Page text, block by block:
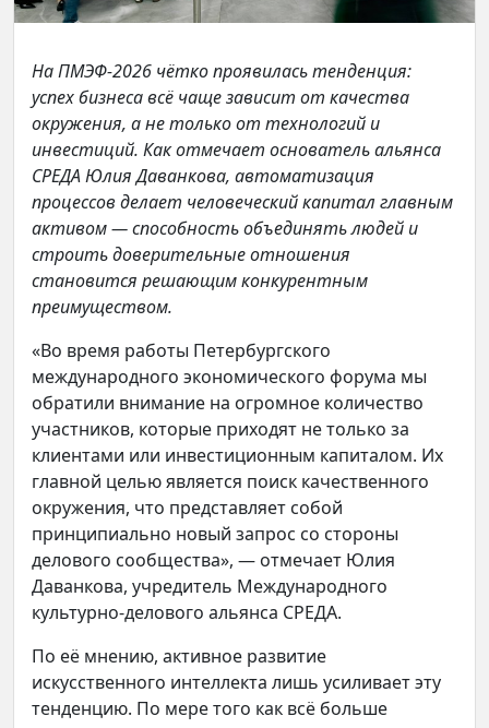
На ПМЭФ‑2026 чётко проявилась тенденция:
успех бизнеса всё чаще зависит от качества
окружения, а не только от технологий и
инвестиций. Как отмечает основатель альянса
СРЕДА Юлия Даванкова, автоматизация
процессов делает человеческий капитал главным
активом — способность объединять людей и
строить доверительные отношения
становится решающим конкурентным
преимуществом.
«Во время работы Петербургского
международного экономического форума мы
обратили внимание на огромное количество
участников, которые приходят не только за
клиентами или инвестиционным капиталом. Их
главной целью является поиск качественного
окружения, что представляет собой
принципиально новый запрос со стороны
делового сообщества», — отмечает Юлия
Даванкова, учредитель Международного
культурно-делового альянса СРЕДА.
По её мнению, активное развитие
искусственного интеллекта лишь усиливает эту
тенденцию. По мере того как всё больше